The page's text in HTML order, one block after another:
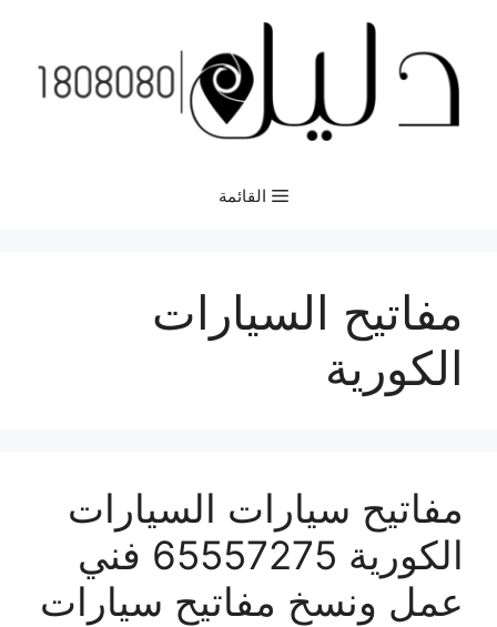
المحتوى
القائمة
مفاتيح السيارات
الكورية
مفاتيح سيارات السيارات
الكورية 65557275 فني
عمل ونسخ مفاتيح سيارات